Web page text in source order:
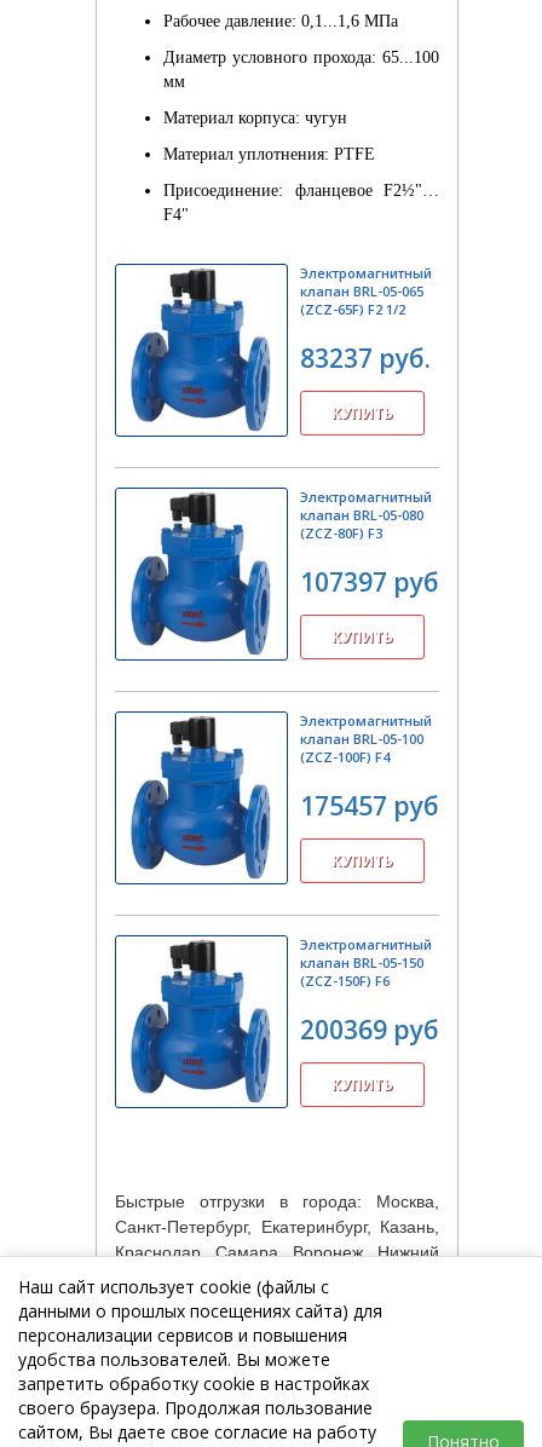
Рабочее давление: 0,1...1,6 МПа
Диаметр условного прохода: 65...100
мм
Материал корпуса: чугун
Материал уплотнения: PTFE
Присоединение: фланцевое F2½"…
F4"
Электромагнитный
клапан BRL-05-065
(ZCZ-65F) F2 1/2
83237 руб.
Электромагнитный
клапан BRL-05-080
(ZCZ-80F) F3
107397 руб.
Электромагнитный
клапан BRL-05-100
(ZCZ-100F) F4
175457 руб.
Электромагнитный
клапан BRL-05-150
(ZCZ-150F) F6
200369 руб.
Быстрые отгрузки в города: Москва,
Санкт-Петербург, Екатеринбург, Казань,
Краснодар, Самара, Воронеж, Нижний
Новгород, Волгоград, Ростов-на-Дону,
Челябинск, Новосибирск, Омск, Уфа,
Красноярск, Пермь.
Наш сайт использует cookie (файлы с
данными о прошлых посещениях сайта) для
персонализации сервисов и повышения
удобства пользователей. Вы можете
запретить обработку cookie в настройках
своего браузера. Продолжая пользование
сайтом, Вы даете свое согласие на работу
Понятно